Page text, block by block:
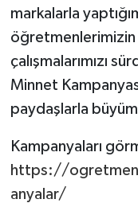
markalarla
öğretmenlerimizin
çalışmalarımızı
Minnet
paydaşlarla
Kampanyaları
https://
anyalar/